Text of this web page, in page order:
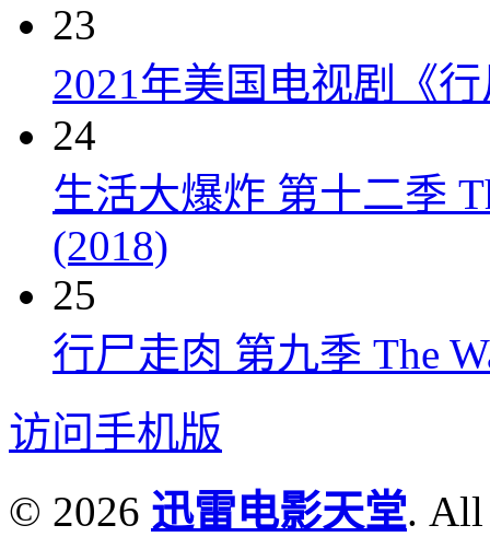
23
2021年美国电视剧《
24
生活大爆炸 第十二季
(2018)
25
行尸走肉 第九季 The
访问手机版
© 2026 迅雷电影天堂. All